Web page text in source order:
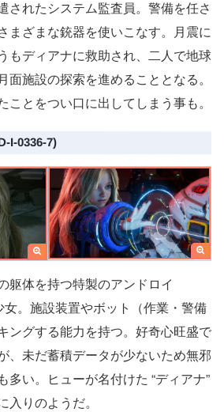
されたシステム監査員。警備を任さ
まざまな銃器を使いこなす。月震に
もディアナに救助され、二人で地球
面施設の探索を進めることとなる。
ことをつい口に出してしまう事も。
I-0336-7)
躯体を持つ特製のアンドロイ
女。施設装置やボット（作業・警備
ングする能力を持つ。好奇心旺盛で
、未だ蓄積データが少ないため無邪
多い。ヒューが名付けた “ディアナ”
入りのようだ。